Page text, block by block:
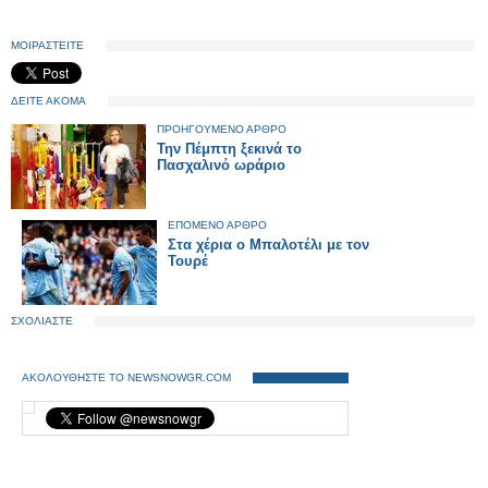
ΜΟΙΡΑΣΤΕΙΤΕ
ΔΕΙΤΕ ΑΚΟΜΑ
ΠΡΟΗΓΟΥΜΕΝΟ ΑΡΘΡΟ
Την Πέμπτη ξεκινά το
Πασχαλινό ωράριο
ΕΠΟΜΕΝΟ ΑΡΘΡΟ
Στα χέρια ο Μπαλοτέλι με τον
Τουρέ
ΣΧΟΛΙΑΣΤΕ
ΑΚΟΛΟΥΘΗΣΤΕ ΤΟ NEWSNOWGR.COM